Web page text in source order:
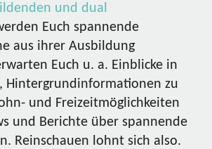
und dual
Euch spannende
aus ihrer Ausbildung
Euch u. a. Einblicke in
Hintergrundinformationen zu
und Freizeitmöglichkeiten
und Berichte über spannende
Reinschauen lohnt sich also.